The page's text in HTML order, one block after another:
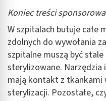
Koniec treści
W szpitalach butuje
zdolnych do wywołania
szpitalne muszą być
sterylizowane.
mają kontakt z tkankami
sterylizacji. Pozostałe,